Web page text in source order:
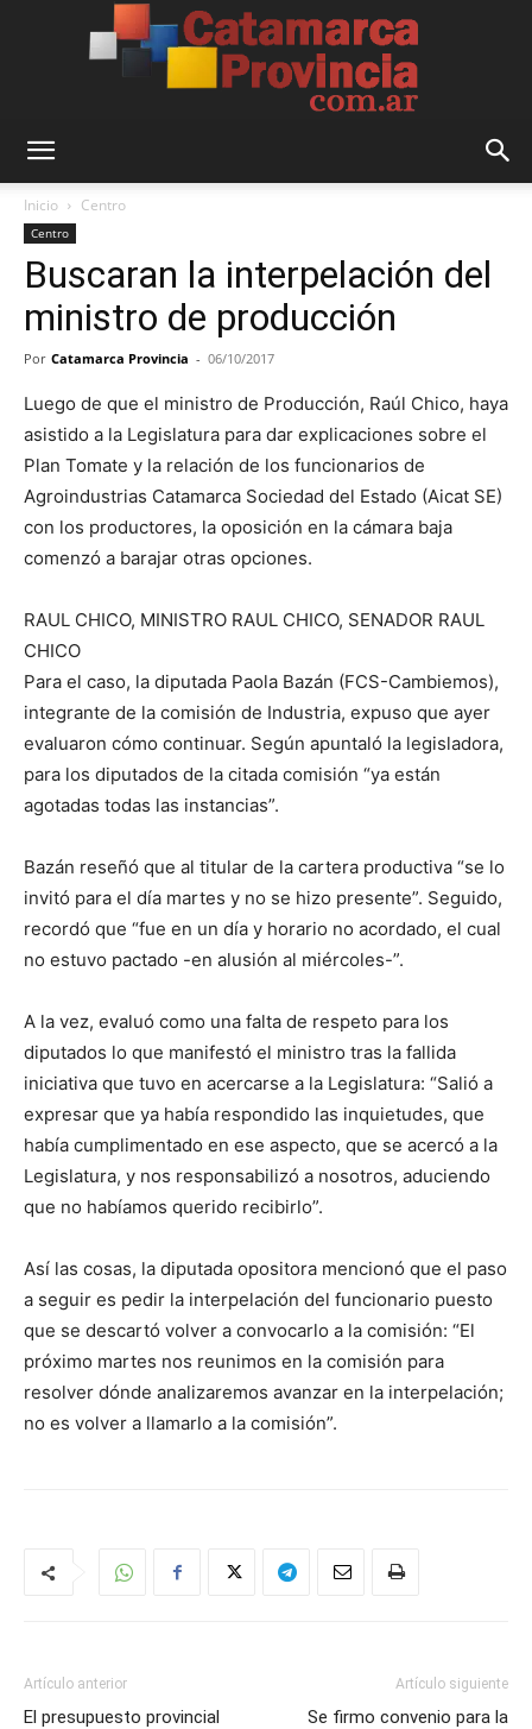
Provincia
Inicio Centro
Centro
Buscaran la interpelación del
ministro de producción
Por Catamarca Provincia - 06/10/2017
Luego de que el ministro de Producción, Raúl Chico, haya
asistido a la Legislatura para dar explicaciones sobre el
Plan Tomate y la relación de los funcionarios de
Agroindustrias Catamarca Sociedad del Estado (Aicat SE)
con los productores, la oposición en la cámara baja
comenzó a barajar otras opciones.
RAUL CHICO, MINISTRO RAUL CHICO, SENADOR RAUL
CHICO
Para el caso, la diputada Paola Bazán (FCS-Cambiemos),
integrante de la comisión de Industria, expuso que ayer
evaluaron cómo continuar. Según apuntaló la legisladora,
para los diputados de la citada comisión “ya están
agotadas todas las instancias”.
Bazán reseñó que al titular de la cartera productiva “se lo
invitó para el día martes y no se hizo presente”. Seguido,
recordó que “fue en un día y horario no acordado, el cual
no estuvo pactado -en alusión al miércoles-”.
A la vez, evaluó como una falta de respeto para los
diputados lo que manifestó el ministro tras la fallida
iniciativa que tuvo en acercarse a la Legislatura: “Salió a
expresar que ya había respondido las inquietudes, que
había cumplimentado en ese aspecto, que se acercó a la
Legislatura, y nos responsabilizó a nosotros, aduciendo
que no habíamos querido recibirlo”.
Así las cosas, la diputada opositora mencionó que el paso
a seguir es pedir la interpelación del funcionario puesto
que se descartó volver a convocarlo a la comisión: “El
próximo martes nos reunimos en la comisión para
resolver dónde analizaremos avanzar en la interpelación;
no es volver a llamarlo a la comisión”.
Artículo anterior
El presupuesto provincial
Artículo siguiente
Se firmo convenio para la